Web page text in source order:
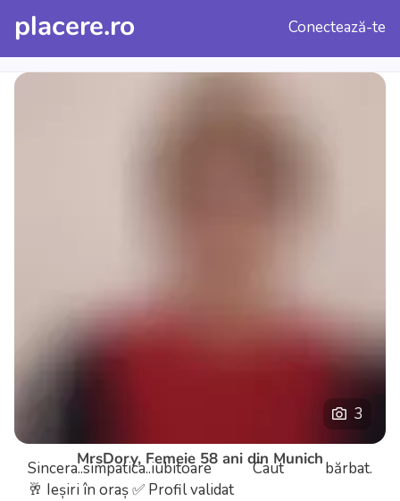
placere.ro Conectează-te
3
MrsDory, Femeie 58 ani din Munich
Sincera..simpatica..iubitoare Caut bărbat.
🥂 Ieșiri în oraș✅ Profil validat